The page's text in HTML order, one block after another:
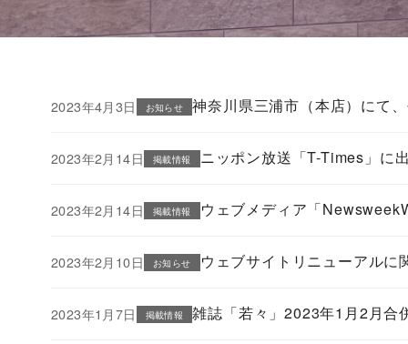
2023年4月3日 お知らせ 神奈川県三浦市（本店）にて
2023年2月14日 掲載情報 ニッポン放送「T-Times」に
2023年2月14日 掲載情報 ウェブメディア「
2023年2月10日 お知らせ ウェブサイトリニューアルに
2023年1月7日 掲載情報 雑誌「若々」2023年1月2月合